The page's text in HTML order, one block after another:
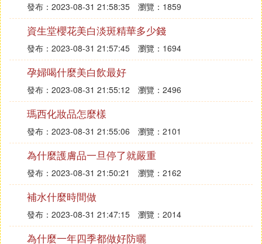
發布：2023-08-31 21:58:35 瀏覽：1859
資生堂櫻花美白淡斑精華多少錢
發布：2023-08-31 21:57:45 瀏覽：1694
孕婦喝什麼美白飲最好
發布：2023-08-31 21:55:12 瀏覽：2496
瑪西化妝品怎麼樣
發布：2023-08-31 21:55:06 瀏覽：2101
為什麼護膚品一旦停了就嚴重
發布：2023-08-31 21:50:21 瀏覽：2162
補水什麼時間做
發布：2023-08-31 21:47:15 瀏覽：2014
為什麼一年四季都做好防曬